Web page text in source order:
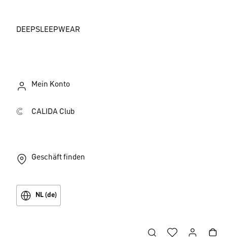
DEEPSLEEPWEAR
Mein Konto
CALIDA Club
Geschäft finden
NL (de)